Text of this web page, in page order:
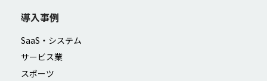
導入事例
SaaS・システム
サービス業
スポーツ